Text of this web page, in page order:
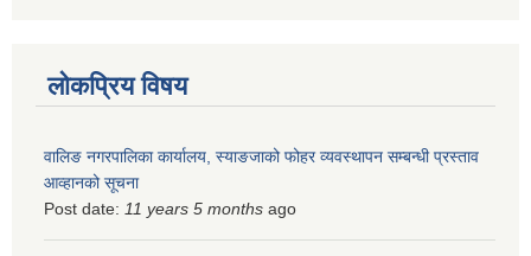
लोकप्रिय विषय
वालिङ नगरपालिका कार्यालय, स्याङजाको फोहर व्यवस्थापन सम्बन्धी प्रस्ताव
आव्हानको सूचना
Post date: 11 years 5 months ago